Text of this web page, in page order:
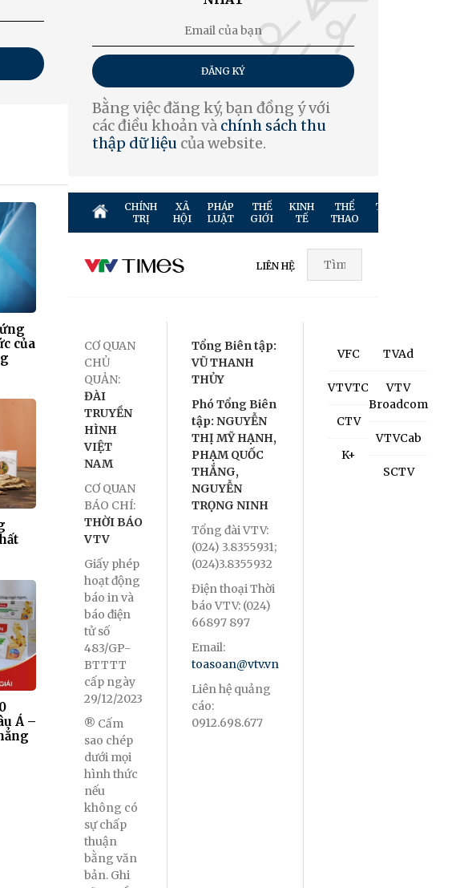
của
Á –
ĐĂNG KÝ
Bằng việc đăng ký, bạn đồng ý với
các điều khoản và chính sách thu
thập dữ liệu của website.
CHÍNH
TRỊ
XÃ
HỘI
PHÁP
LUẬT
THẾ
GIỚI
KINH
TẾ
THỂ
THAO
TRUYỀN
LIÊN HỆ
CƠ QUAN
CHỦ
QUẢN:
ĐÀI
TRUYỀN
HÌNH
VIỆT
NAM
CƠ QUAN
BÁO CHÍ:
THỜI BÁO
VTV
Giấy phép
hoạt động
báo in và
báo điện
tử số
483/GP-
BTTTT
cấp ngày
29/12/2023
® Cấm
sao chép
dưới mọi
hình thức
nếu
không có
sự chấp
thuận
bằng văn
bản. Ghi
Tổng Biên tập:
VŨ THANH
THỦY
Phó Tổng Biên
tập: NGUYỄN
THỊ MỸ HẠNH,
PHẠM QUỐC
THẮNG,
NGUYỄN
TRỌNG NINH
Tổng đài VTV:
(024) 3.8355931;
(024)3.8355932
Điện thoại Thời
báo VTV: (024)
66897 897
Email:
toasoan@vtv.vn
Liên hệ quảng
cáo:
0912.698.677
VFC
VTVTC
CTV
K+
TVAd
VTV
Broadcom
VTVCab
SCTV